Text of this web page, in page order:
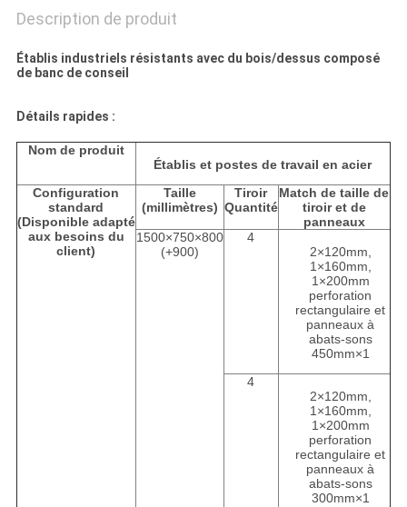
Description de produit
Établis industriels résistants avec du bois/dessus composé
de banc de conseil
Détails rapides :
Nom de produit
Établis et postes de travail en acier
Configuration
standard
(Disponible adapté
aux besoins du
client)
Taille
(millimètres)
Tiroir
Quantité
Match de taille de
tiroir et de
panneaux
1500×750×800
(+900)
4
2×120mm,
1×160mm,
1×200mm
perforation
rectangulaire et
panneaux à
abats-sons
450mm×1
4
2×120mm,
1×160mm,
1×200mm
perforation
rectangulaire et
panneaux à
abats-sons
300mm×1